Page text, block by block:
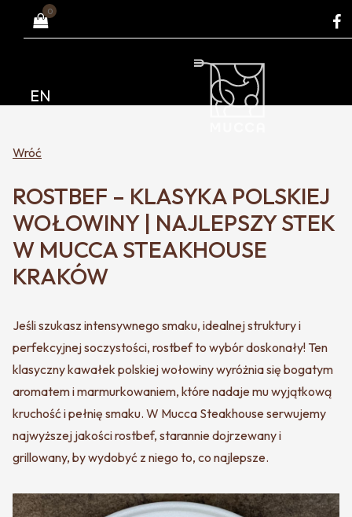
0
EN
Wróć
ROSTBEF – KLASYKA POLSKIEJ
WOŁOWINY | NAJLEPSZY STEK
W MUCCA STEAKHOUSE
KRAKÓW
Jeśli szukasz intensywnego smaku, idealnej struktury i
perfekcyjnej soczystości, rostbef to wybór doskonały! Ten
klasyczny kawałek polskiej wołowiny wyróżnia się bogatym
aromatem i marmurkowaniem, które nadaje mu wyjątkową
kruchość i pełnię smaku. W Mucca Steakhouse serwujemy
najwyższej jakości rostbef, starannie dojrzewany i
grillowany, by wydobyć z niego to, co najlepsze.